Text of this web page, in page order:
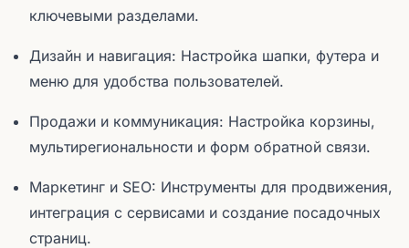
ключевыми разделами.
Дизайн и навигация: Настройка шапки, футера и
меню для удобства пользователей.
Продажи и коммуникация: Настройка корзины,
мультирегиональности и форм обратной связи.
Маркетинг и SEO: Инструменты для продвижения,
интеграция с сервисами и создание посадочных
страниц.